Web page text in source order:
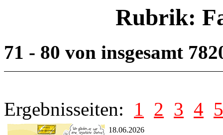
Rubrik:
71 - 80 von insgesamt
Ergebnisseiten: 1 2 3 4 5
18.06.2026